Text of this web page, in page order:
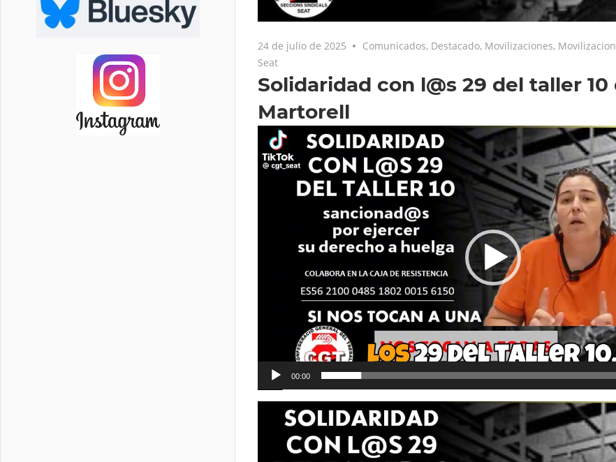
24 de julio de 2025 Comunicados, Destacado, Movilizaciones,
Seat
Solidaridad con l@s 29 del taller 10
Martorell
Reproductor
de
00:00